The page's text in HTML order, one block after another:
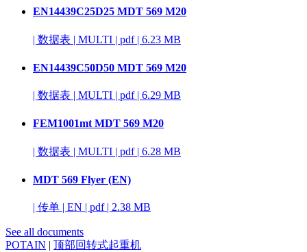
EN14439C25D25 MDT 569 M20
| 数据表 | MULTI | pdf | 6.23 MB
EN14439C50D50 MDT 569 M20
| 数据表 | MULTI | pdf | 6.29 MB
FEM1001mt MDT 569 M20
| 数据表 | MULTI | pdf | 6.28 MB
MDT 569 Flyer (EN)
| 传单 | EN | pdf | 2.38 MB
See all documents
POTAIN | 顶部回转式起重机